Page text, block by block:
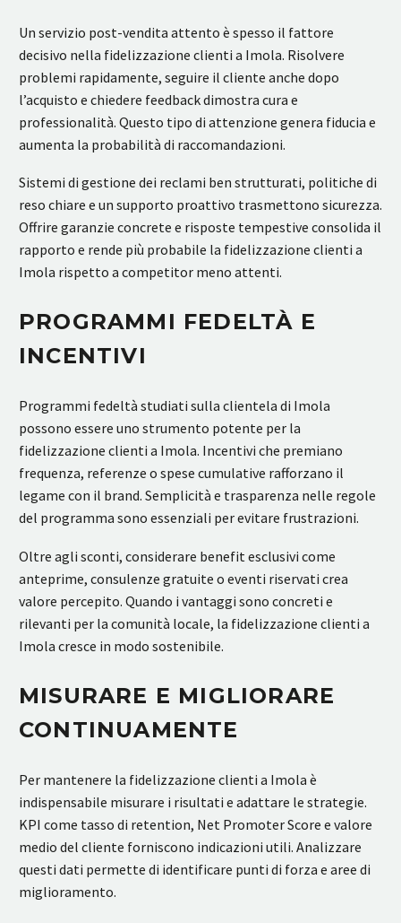
Un servizio post-vendita attento è spesso il fattore
decisivo nella fidelizzazione clienti a Imola. Risolvere
problemi rapidamente, seguire il cliente anche dopo
l’acquisto e chiedere feedback dimostra cura e
professionalità. Questo tipo di attenzione genera fiducia e
aumenta la probabilità di raccomandazioni.
Sistemi di gestione dei reclami ben strutturati, politiche di
reso chiare e un supporto proattivo trasmettono sicurezza.
Offrire garanzie concrete e risposte tempestive consolida il
rapporto e rende più probabile la fidelizzazione clienti a
Imola rispetto a competitor meno attenti.
PROGRAMMI FEDELTÀ E
INCENTIVI
Programmi fedeltà studiati sulla clientela di Imola
possono essere uno strumento potente per la
fidelizzazione clienti a Imola. Incentivi che premiano
frequenza, referenze o spese cumulative rafforzano il
legame con il brand. Semplicità e trasparenza nelle regole
del programma sono essenziali per evitare frustrazioni.
Oltre agli sconti, considerare benefit esclusivi come
anteprime, consulenze gratuite o eventi riservati crea
valore percepito. Quando i vantaggi sono concreti e
rilevanti per la comunità locale, la fidelizzazione clienti a
Imola cresce in modo sostenibile.
MISURARE E MIGLIORARE
CONTINUAMENTE
Per mantenere la fidelizzazione clienti a Imola è
indispensabile misurare i risultati e adattare le strategie.
KPI come tasso di retention, Net Promoter Score e valore
medio del cliente forniscono indicazioni utili. Analizzare
questi dati permette di identificare punti di forza e aree di
miglioramento.